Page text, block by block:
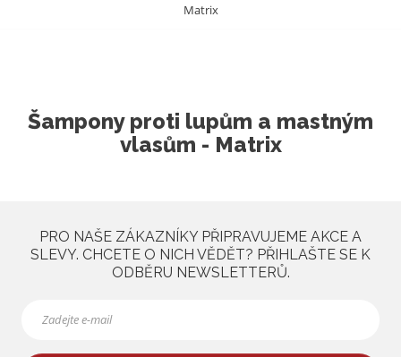
t
r
Matrix
Šampony proti lupům a mastným
vlasům - Matrix
PRO NAŠE ZÁKAZNÍKY PŘIPRAVUJEME AKCE A
SLEVY. CHCETE O NICH VĚDĚT? PŘIHLAŠTE SE K
ODBĚRU NEWSLETTERŮ.